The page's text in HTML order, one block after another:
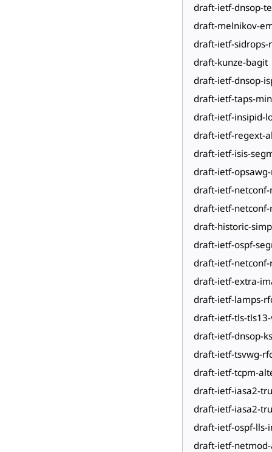
draft-ietf-dnsop-
draft-melnikov-
draft-ietf-
draft-kunze-bagit
draft-ietf-dnsop-
draft-ietf-taps-
draft-ietf-insipid-
draft-ietf-regext-
draft-ietf-isis-
draft-ietf-
draft-ietf-
draft-ietf-
draft-historic-
draft-ietf-ospf-
draft-ietf-netconf-
draft-ietf-extra-
draft-ietf-lamps-
draft-ietf-tls-
draft-ietf-dnsop-
draft-ietf-tsvwg-
draft-ietf-tcpm-
draft-ietf-iasa2-
draft-ietf-iasa2-
draft-ietf-ospf-lls-
draft-ietf-